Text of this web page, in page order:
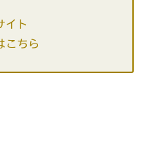
イト
こちら